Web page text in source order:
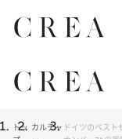
トッ カルチャ ドイツのベス